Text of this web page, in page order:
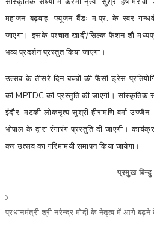
महाजन बढ़वाह, फ्यूजन बैंडः म.प्र. के स्वर
जाएगा। इसके पश्चात खादी/सिल्क फैशन शौ
भव्य प्रदर्शन प्रस्तुत किया जाएगा।
उत्सव के तीसरे दिन बच्चों की फैंसी ड्रेस
की MPTDC की प्रस्तुति की जाएगी। सांस्कृतिक
इंदौर, मटकी लोकनृत्य सुश्री हीरामणि वर्मा
भोपाल के द्वारा रंगारंग प्रस्तुति दी जाएगी।
कर उत्सव का गरिमामयी समापन किया जायेगा।
प्रमुख बिन्दु
प्रधानमंत्री श्री नरेन्द्र मोदी के नेतृत्व में आगे